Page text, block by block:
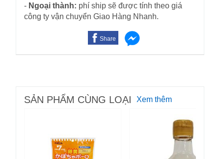
- Ngoại thành: phí ship sẽ được tính theo giá
công ty vận chuyển Giao Hàng Nhanh.
Share
SẢN PHẨM CÙNG LOẠI Xem thêm